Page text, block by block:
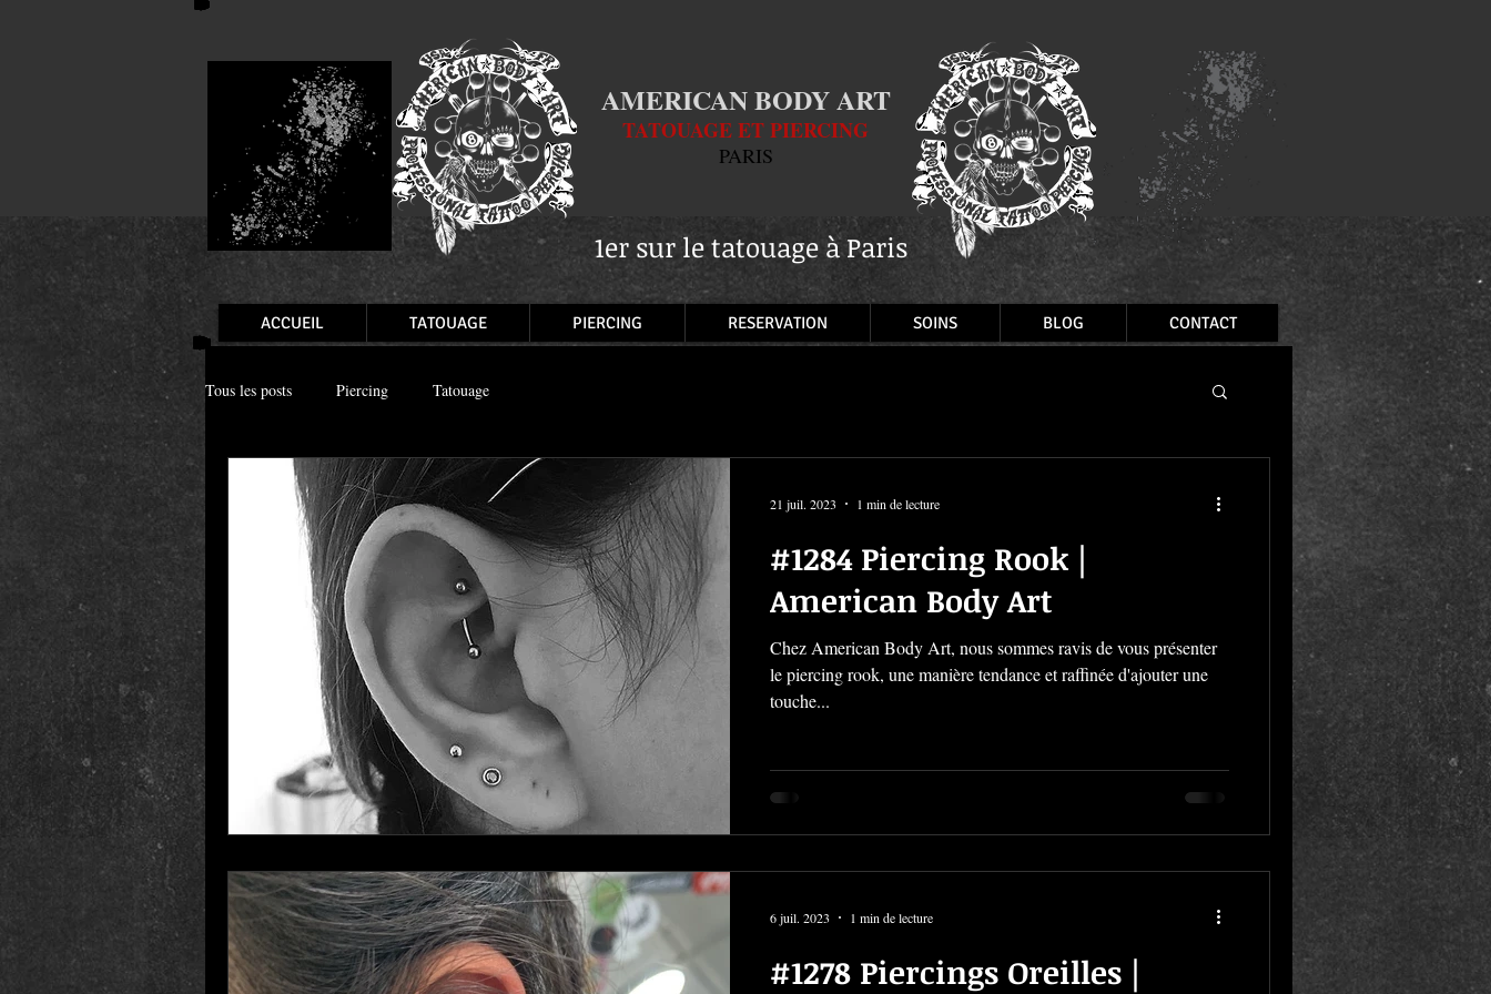
AMERICAN BODY ART
TATOUAGE ET PIERCING
PARIS
1er sur le tatouage à Paris
ACCUEIL TATOUAGE PIERCING RESERVATION SOINS BLOG CONTACT
Tous les posts Piercing Tatouage
#1284 Piercing Rook |
American Body Art
Chez American Body Art, nous sommes ravis de vous présenter
le piercing rook, une manière tendance et raffinée d'ajouter une
touche...
21 juil. 2023 1 min de lecture
#1278 Piercings Oreilles |
6 juil. 2023 1 min de lecture